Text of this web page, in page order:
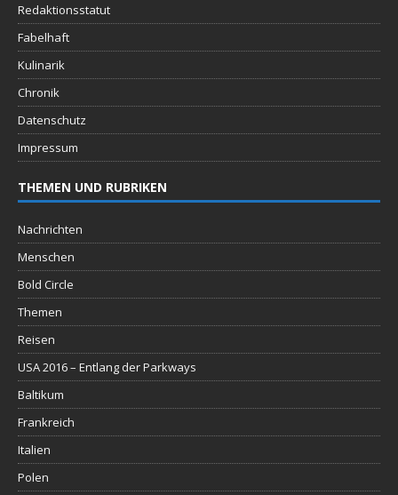
Redaktionsstatut
Fabelhaft
Kulinarik
Chronik
Datenschutz
Impressum
THEMEN UND RUBRIKEN
Nachrichten
Menschen
Bold Circle
Themen
Reisen
USA 2016 – Entlang der Parkways
Baltikum
Frankreich
Italien
Polen